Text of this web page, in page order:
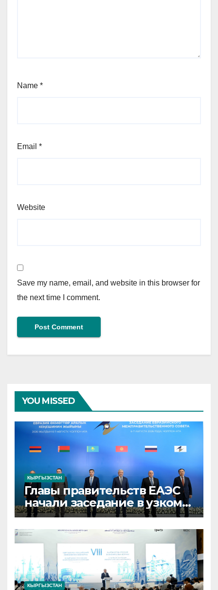
Name *
Email *
Website
Save my name, email, and website in this browser for
the next time I comment.
YOU MISSED
КЫРГЫЗСТАН
Главы правительств ЕАЭС
начали заседание в узком
составе в Кыргызстане
КЫРГЫЗСТАН